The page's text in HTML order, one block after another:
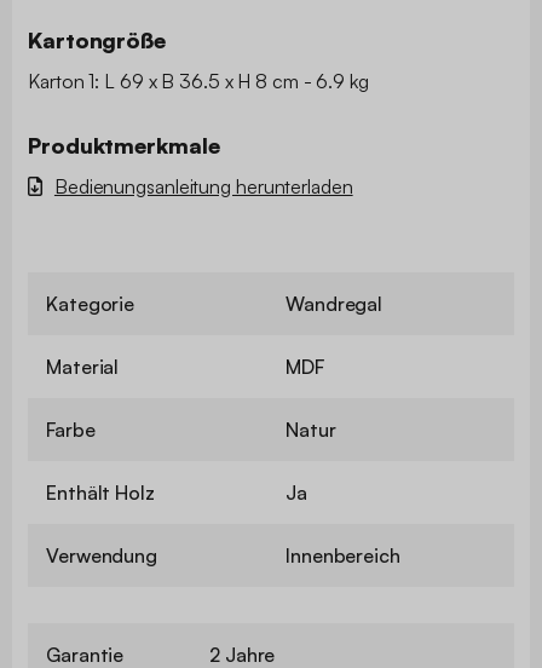
Kartongröße
Karton 1: L 69 x B 36.5 x H 8 cm - 6.9 kg
Produktmerkmale
Bedienungsanleitung herunterladen
Kategorie Wandregal
Material MDF
Farbe Natur
Enthält Holz Ja
Verwendung Innenbereich
Garantie 2 Jahre